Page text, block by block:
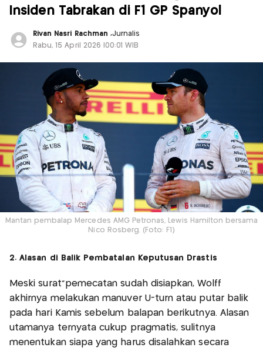
Insiden Tabrakan di F1 GP Spanyol
Rivan Nasri Rachman ,Jurnalis
Rabu, 15 April 2026 |00:01 WIB
Mantan pembalap Mercedes AMG Petronas, Lewis Hamilton bersama
Nico Rosberg. (Foto: F1)
2. Alasan di Balik Pembatalan Keputusan Drastis
Meski surat"pemecatan sudah disiapkan, Wolff
akhirnya melakukan manuver U-turn atau putar balik
pada hari Kamis sebelum balapan berikutnya. Alasan
utamanya ternyata cukup pragmatis, sulitnya
menentukan siapa yang harus disalahkan secara